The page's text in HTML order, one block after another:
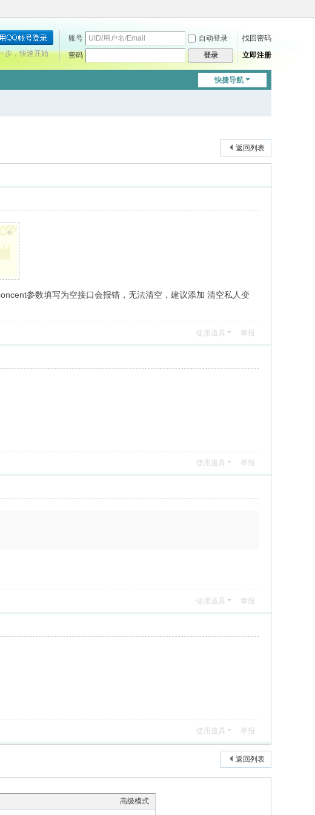
账号 自动登录
找回密码
密码
登录 立即注册
步，快速开始
快捷导航
返回列表
×
参数填写为空接口会报错，无法清空，建议添加 清空私人变
使用道具 举报
使用道具 举报
使用道具 举报
使用道具 举报
返回列表
高级模式